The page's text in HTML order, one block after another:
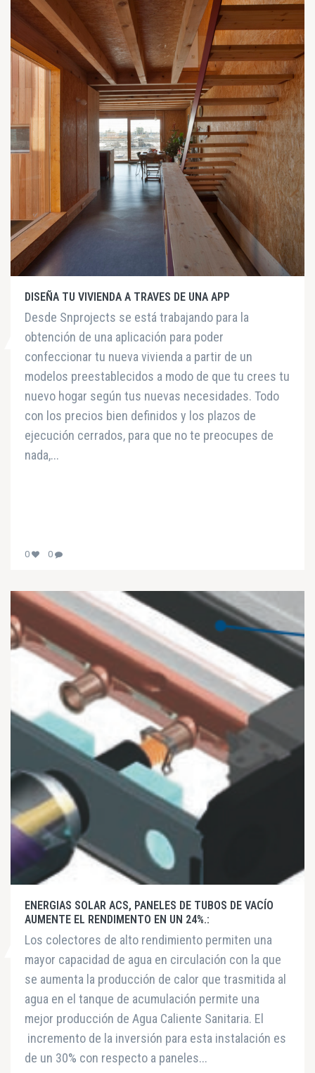
DISEÑA TU VIVIENDA A TRAVES DE UNA APP
Desde Snprojects se está trabajando para la
obtención de una aplicación para poder
confeccionar tu nueva vivienda a partir de un
modelos preestablecidos a modo de que tu crees tu
nuevo hogar según tus nuevas necesidades. Todo
con los precios bien definidos y los plazos de
ejecución cerrados, para que no te preocupes de
nada,...
0 0
ENERGIAS SOLAR ACS, PANELES DE TUBOS DE VACÍO
AUMENTE EL RENDIMENTO EN UN 24%.:
Los colectores de alto rendimiento permiten una
mayor capacidad de agua en circulación con la que
se aumenta la producción de calor que trasmitida al
agua en el tanque de acumulación permite una
mejor producción de Agua Caliente Sanitaria. El
incremento de la inversión para esta instalación es
de un 30% con respecto a paneles...